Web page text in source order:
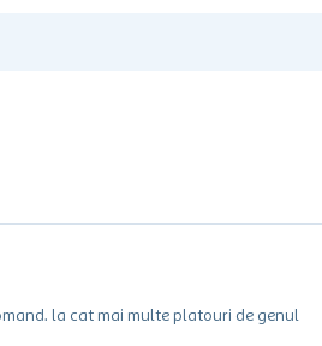
la cat mai multe platouri de genul